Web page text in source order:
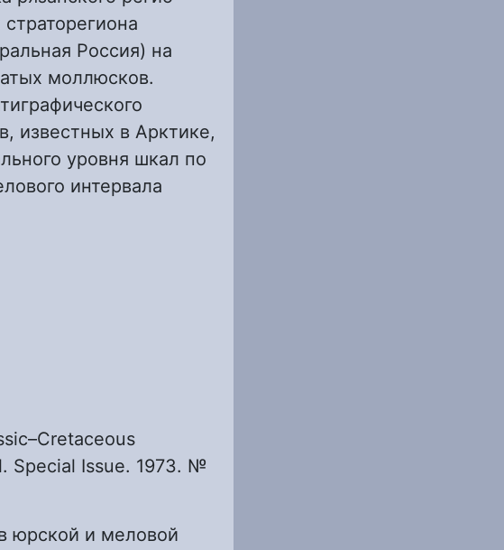
Россия) на
моллюсков.
известных в Арктике,
уровня шкал по
интервала
Special Issue. 1973. №
юрской и меловой